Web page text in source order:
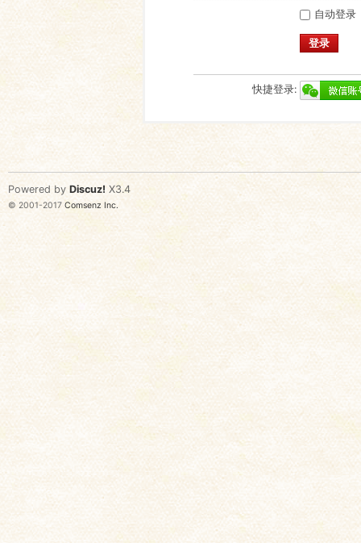
自动登录
登录
快捷登录:
Powered by Discuz! X3.4
© 2001-2017 Comsenz Inc.